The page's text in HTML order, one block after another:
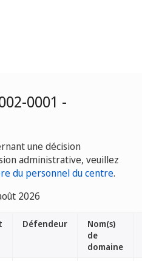
0001 -
une décision
administrative, veuillez
du personnel du centre.
2026
Défendeur
Nom(s)
de
domaine